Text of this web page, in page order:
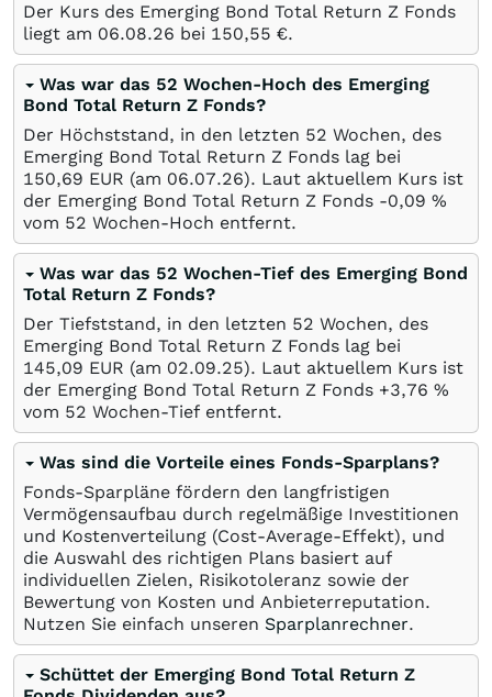
Der Kurs des Emerging Bond Total Return Z Fonds
liegt am 06.08.26 bei 150,55 €.
Was war das 52 Wochen-Hoch des Emerging
Bond Total Return Z Fonds?
Der Höchststand, in den letzten 52 Wochen, des
Emerging Bond Total Return Z Fonds lag bei
150,69 EUR (am 06.07.26). Laut aktuellem Kurs ist
der Emerging Bond Total Return Z Fonds -0,09 %
vom 52 Wochen-Hoch entfernt.
Was war das 52 Wochen-Tief des Emerging Bond
Total Return Z Fonds?
Der Tiefststand, in den letzten 52 Wochen, des
Emerging Bond Total Return Z Fonds lag bei
145,09 EUR (am 02.09.25). Laut aktuellem Kurs ist
der Emerging Bond Total Return Z Fonds +3,76 %
vom 52 Wochen-Tief entfernt.
Was sind die Vorteile eines Fonds-Sparplans?
Fonds-Sparpläne fördern den langfristigen
Vermögensaufbau durch regelmäßige Investitionen
und Kostenverteilung (Cost-Average-Effekt), und
die Auswahl des richtigen Plans basiert auf
individuellen Zielen, Risikotoleranz sowie der
Bewertung von Kosten und Anbieterreputation.
Nutzen Sie einfach unseren Sparplanrechner.
Schüttet der Emerging Bond Total Return Z